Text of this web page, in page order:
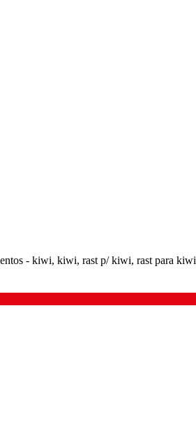
- kiwi, kiwi, rast p/ kiwi, rast para kiwi